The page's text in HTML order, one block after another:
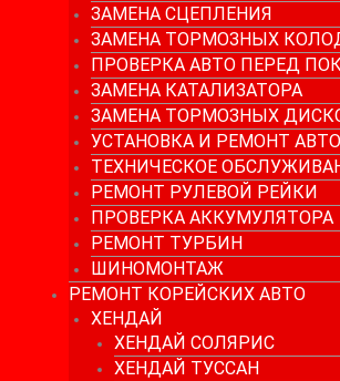
ЗАМЕНА СЦЕПЛЕНИЯ
ЗАМЕНА ТОРМОЗНЫХ
ПРОВЕРКА АВТО ПЕРЕД
ЗАМЕНА КАТАЛИЗАТОРА
ЗАМЕНА ТОРМОЗНЫХ
УСТАНОВКА И РЕМОНТ
ТЕХНИЧЕСКОЕ
РЕМОНТ РУЛЕВОЙ РЕЙКИ
ПРОВЕРКА АККУМУЛЯТОРА
РЕМОНТ ТУРБИН
ШИНОМОНТАЖ
РЕМОНТ КОРЕЙСКИХ АВТО
ХЕНДАЙ
ХЕНДАЙ СОЛЯРИС
ХЕНДАЙ ТУССАН